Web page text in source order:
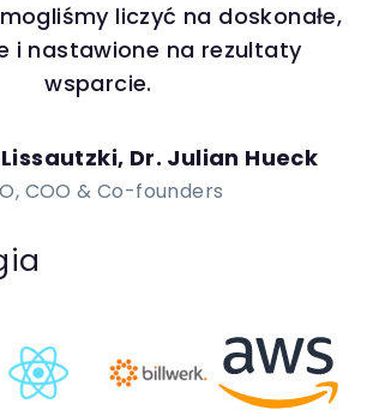
liczyć na doskonałe,
i nastawione na rezultaty
wsparcie.
Dr. Julian Hueck
COO & Co-founders